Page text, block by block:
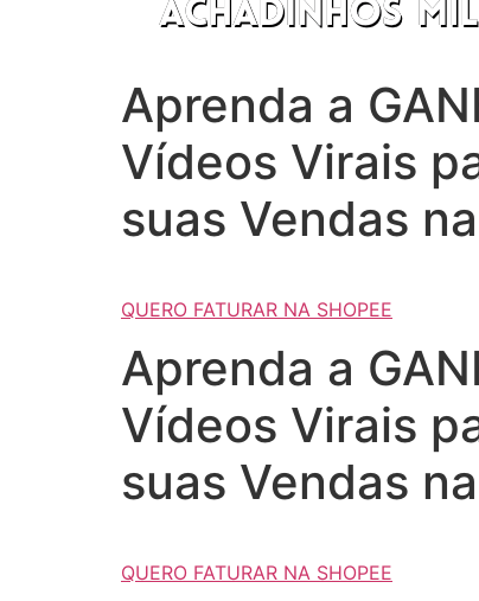
Aprenda a
Vídeos Virais
suas Vendas
QUERO FATURAR NA SHOPEE
Aprenda a
Vídeos Virais
suas Vendas
QUERO FATURAR NA SHOPEE